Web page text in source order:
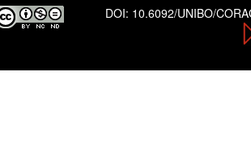
DOI: 10.6092/UNIBO/